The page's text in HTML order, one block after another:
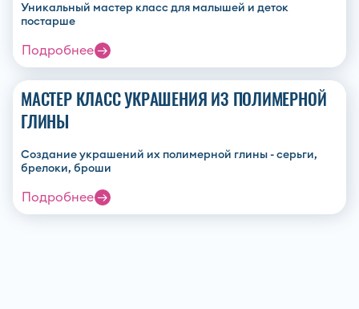
Уникальный мастер класс для малышей и деток
постарше
Подробнее
МАСТЕР КЛАСС УКРАШЕНИЯ ИЗ ПОЛИМЕРНОЙ
ГЛИНЫ
Создание украшений их полимерной глины - серьги,
брелоки, броши
Подробнее